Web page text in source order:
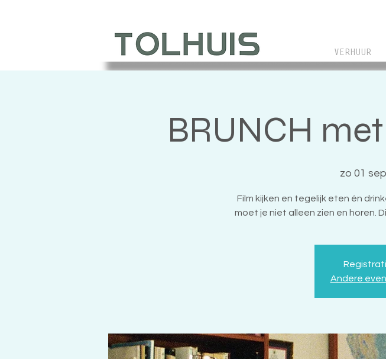
VERHUUR
BRUNCH
zo 01 sep
Film kijken en tegelijk eten én
moet je niet alleen zien en horen.
Andere